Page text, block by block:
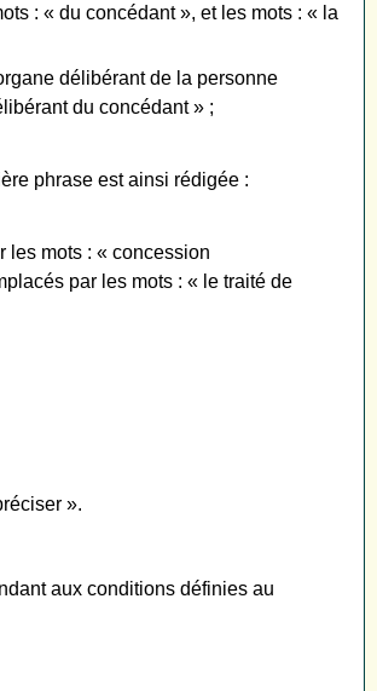
: « du concédant », et les mots : « la
délibérant de la personne
du concédant » ;
phrase est ainsi rédigée :
les mots : « concession
par les mots : « le traité de
».
aux conditions définies au